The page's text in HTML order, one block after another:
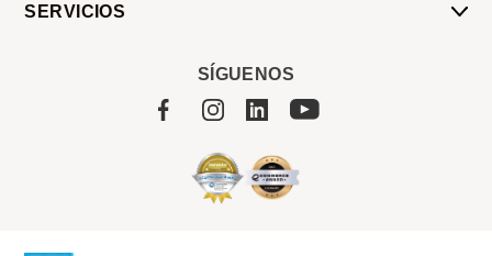
SERVICIOS
SÍGUENOS